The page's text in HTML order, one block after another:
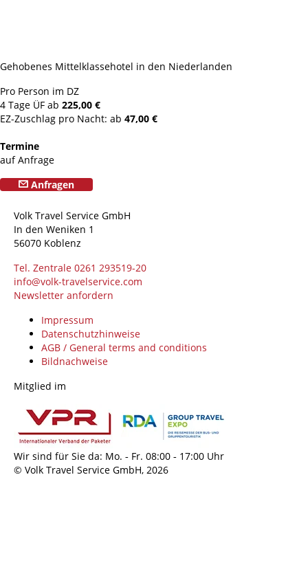
Gehobenes Mittelklassehotel in den Niederlanden
Pro Person im DZ
4 Tage ÜF ab 225,00 €
EZ-Zuschlag pro Nacht: ab 47,00 €
Termine
auf Anfrage
Anfragen
Volk Travel Service GmbH
In den Weniken 1
56070 Koblenz
Tel. Zentrale 0261 293519-20
info@volk-travelservice.com
Newsletter anfordern
Impressum
Datenschutzhinweise
AGB / General terms and conditions
Bildnachweise
Mitglied im
Wir sind für Sie da: Mo. ‐ Fr. 08:00 ‐ 17:00 Uhr
© Volk Travel Service GmbH, 2026